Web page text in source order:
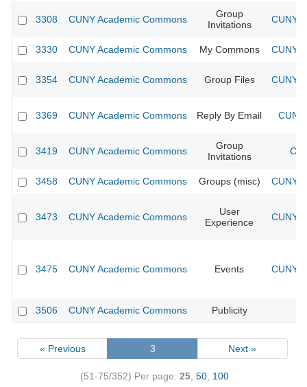
3308 CUNY Academic Commons
Group
Invitations
CUNY
3330 CUNY Academic Commons My Commons CUNY
3354 CUNY Academic Commons Group Files CUNY
3369 CUNY Academic Commons Reply By Email
3419 CUNY Academic Commons
Group
Invitations
3458 CUNY Academic Commons Groups (misc) CUNY
3473 CUNY Academic Commons
User
Experience
CUNY
3475 CUNY Academic Commons Events CUNY
3506 CUNY Academic Commons Publicity
« Previous 3 Next »
(51-75/352) Per page: 25 50 100